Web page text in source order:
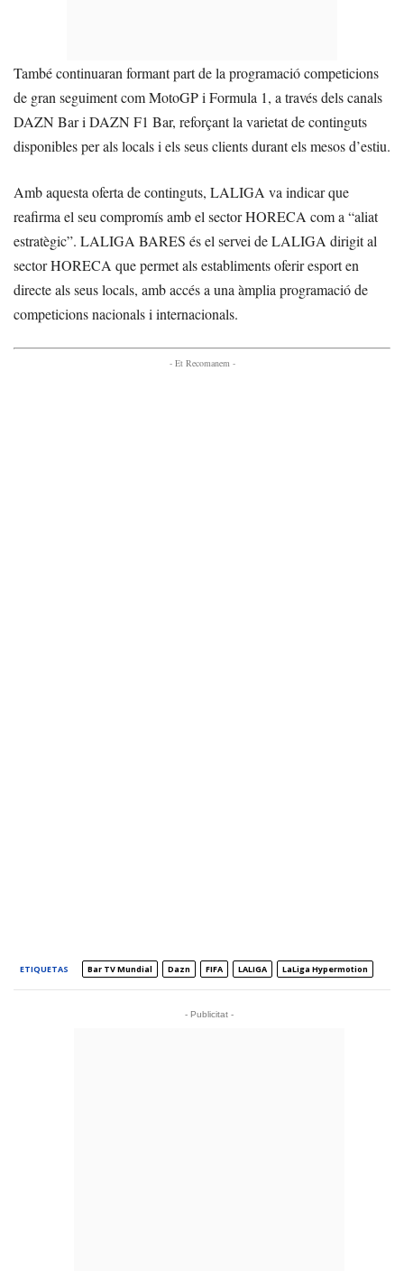
També continuaran formant part de la programació competicions
de gran seguiment com MotoGP i Formula 1, a través dels canals
DAZN Bar i DAZN F1 Bar, reforçant la varietat de continguts
disponibles per als locals i els seus clients durant els mesos d’estiu.
Amb aquesta oferta de continguts, LALIGA va indicar que
reafirma el seu compromís amb el sector HORECA com a “aliat
estratègic”. LALIGA BARES és el servei de LALIGA dirigit al
sector HORECA que permet als establiments oferir esport en
directe als seus locals, amb accés a una àmplia programació de
competicions nacionals i internacionals.
- Et Recomanem -
ETIQUETAS Bar TV Mundial Dazn FIFA LALIGA LaLiga Hypermotion
- Publicitat -